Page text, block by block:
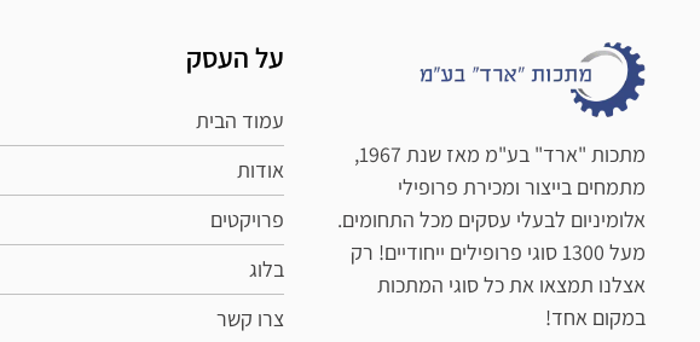
מתכות "ארד" בע"מ מאז שנת 1967,
מתמחים בייצור ומכירת פרופילי
אלומיניום לבעלי עסקים מכל התחומים.
מעל 1300 סוגי פרופילים ייחודיים! רק
אצלנו תמצאו את כל סוגי המתכות
במקום אחד!
על העסק
עמוד הבית
אודות
פרויקטים
בלוג
צרו קשר